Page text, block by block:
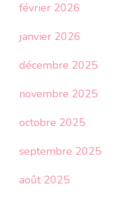
février 2026
janvier 2026
décembre 2025
novembre 2025
octobre 2025
septembre 2025
août 2025